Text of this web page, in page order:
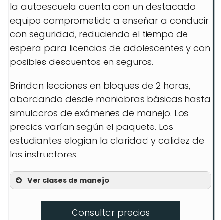
la autoescuela cuenta con un destacado
equipo comprometido a enseñar a conducir
con seguridad, reduciendo el tiempo de
espera para licencias de adolescentes y con
posibles descuentos en seguros.
Brindan lecciones en bloques de 2 horas,
abordando desde maniobras básicas hasta
simulacros de exámenes de manejo. Los
precios varían según el paquete. Los
estudiantes elogian la claridad y calidez de
los instructores.
Ver clases de manejo
Lecciones prácticas de conducción
Consultar precios